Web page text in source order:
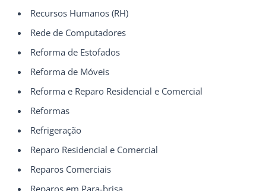
Recursos Humanos (RH)
Rede de Computadores
Reforma de Estofados
Reforma de Móveis
Reforma e Reparo Residencial e Comercial
Reformas
Refrigeração
Reparo Residencial e Comercial
Reparos Comerciais
Reparos em Para-brisa